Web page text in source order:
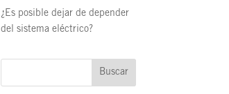
¿Es posible dejar de depender
del sistema eléctrico?
Buscar